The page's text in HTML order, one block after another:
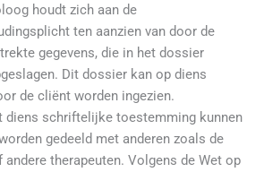
houdt zich aan de
ten aanzien van door de
gegevens, die in het dossier
Dit dossier kan op diens
de cliënt worden ingezien.
diens schriftelijke toestemming kunnen
gedeeld met anderen zoals de
andere therapeuten. Volgens de Wet op